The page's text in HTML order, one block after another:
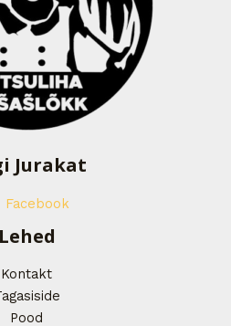
Jurakat
Facebook
Lehed
Kontakt
Pood